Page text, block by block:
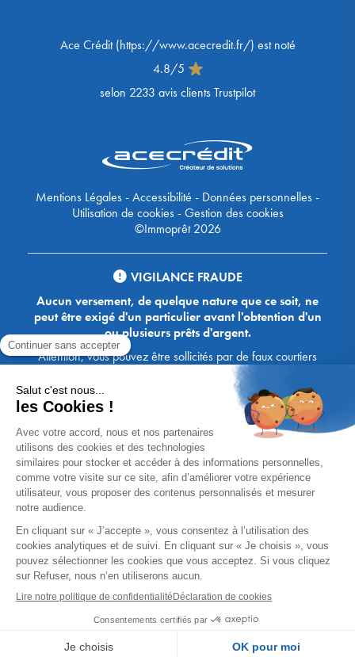
Ace Crédit(https://www.acecredit.fr/) est noté
4.8/5
selon 2233 avis clients Trustpilot
Mentions Légales-Accessibilité - Données personnelles-
Utilisation de cookies-Gestion des cookies
©Immoprêt 2026
VIGILANCE FRAUDE
Aucun versement, de quelque nature que ce soit, ne
peut être exigé d'un particulier avant l'obtention d'un
ou plusieurs prêts d'argent.
Attention, vous pouvez être sollicités par de faux courtiers
Ace Crédit / Immoprêt, qui vous proposent de bénéficier de
crédits, en vous demandant de transmettre des documents,
des fonds, des coordonnées bancaires, etc. Soyez vigilants :
Immoprêt ne demande jamais à ses clients de virer sur ses
comptes des sommes prêtées par les banques, à l'exception
des honoraires des agences. Les courtiers Ace Crédit /
Immoprêt vous écrivent toujours d'une adresse mail
xxxx@acecredit.fr ou xxxx@immopret.fr.
* Taux fixe national hors assurance, pouvant varier selon votre région et
dossier. Exemple représentatif pour un montant emprunté de 200 000 €.
Taux débiteur fixe de 2.85 % et TAEG fixe (hors frais) de 3.21 % (taux
assurance emprunteur de 0,36%) sur 15 ans. 180 mensualités de
1 426,78 € (dont 60,00 € d'assurance). Coût total du crédit (hors frais) :
56 820,53 €. Montant total dû (hors frais) : 256 820,53 €.
Un crédit vous engage et doit être remboursé. Vérifiez vos capacités